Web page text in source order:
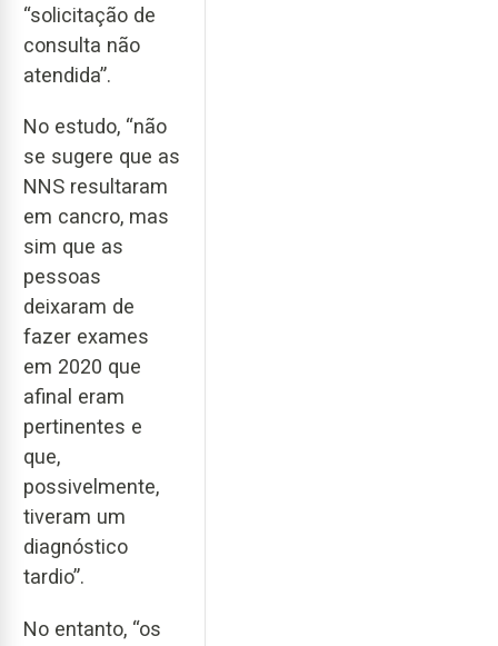
“solicitação de
consulta não
atendida”.
No estudo, “não
se sugere que as
NNS resultaram
em cancro, mas
sim que as
pessoas
deixaram de
fazer exames
em 2020 que
afinal eram
pertinentes e
que,
possivelmente,
tiveram um
diagnóstico
tardio”.
No entanto, “os